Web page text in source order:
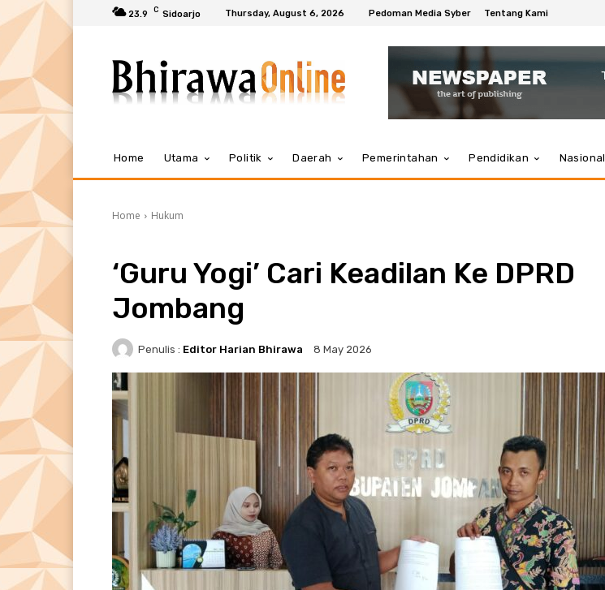
23.9 C Sidoarjo Thursday, August 6, 2026 Pedoman Media Syber Tentang Kami
Home Utama Politik Daerah Pemerintahan Pendidikan Nasional
Home Hukum
‘Guru Yogi’ Cari Keadilan Ke DPRD
Jombang
Penulis : Editor Harian Bhirawa 8 May 2026